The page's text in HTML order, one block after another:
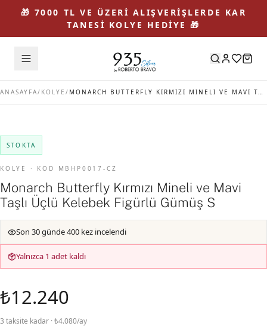
🎁 7000 TL VE ÜZERİ ALIŞVERİŞLERDE KAR
TANESİ KOLYE HEDİYE 🎁
ANASAYFA/ KOLYE / MONARCH BUTTERFLY KIRMIZI MINELI VE MAVI TAŞLI ÜÇLÜ KELEBEK FIGÜRLÜ GÜMÜŞ S
STOKTA
KOLYE · KOD MBHP0017-CZ
Monarch Butterfly Kırmızı Mineli ve Mavi
Taşlı Üçlü Kelebek Figürlü Gümüş S
Son 30 günde 400 kez incelendi
Yalnızca 1 adet kaldı
₺12.240
3 taksite kadar · ₺4.080/ay